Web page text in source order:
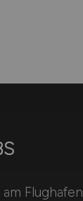
Flughafen